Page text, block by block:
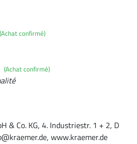
(Achat confirmé)
(Achat confirmé)
& Co. KG, 4. Industriestr. 1 + 2, D
www.kraemer.de